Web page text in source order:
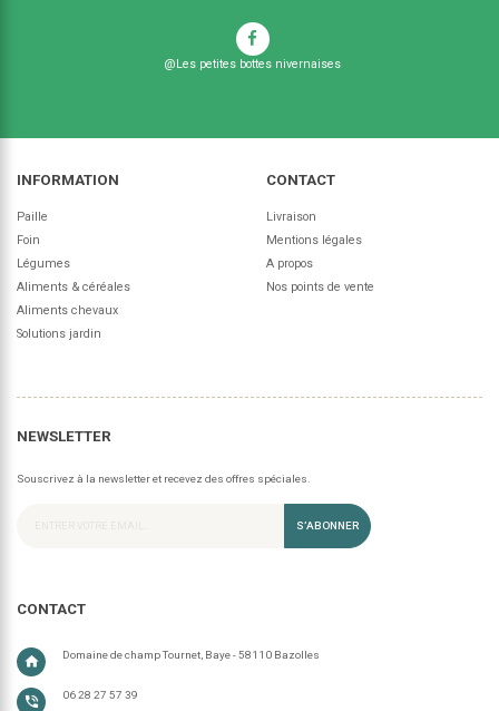
@Les petites bottes nivernaises
INFORMATION
Paille
Foin
Légumes
Aliments & céréales
Aliments chevaux
Solutions jardin
CONTACT
Livraison
Mentions légales
A propos
Nos points de vente
NEWSLETTER
Souscrivez à la newsletter et recevez des offres spéciales.
S’ABONNER
CONTACT
home Domaine de champ Tournet, Baye - 58110 Bazolles
phone_in_talk 06 28 27 57 39